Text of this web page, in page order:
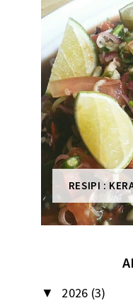
RESIPI :
▼ 2026 (3)